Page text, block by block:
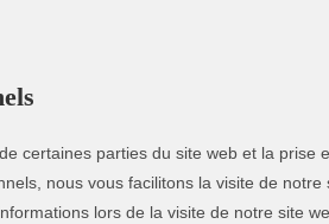
certaines parties du site web et la prise
nous vous facilitons la visite de notre
lors de la visite de notre site